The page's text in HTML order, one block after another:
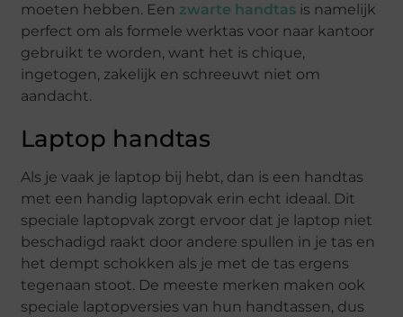
moeten hebben. Een zwarte handtas is namelijk
perfect om als formele werktas voor naar kantoor
gebruikt te worden, want het is chique,
ingetogen, zakelijk en schreeuwt niet om
aandacht.
Laptop handtas
Als je vaak je laptop bij hebt, dan is een handtas
met een handig laptopvak erin echt ideaal. Dit
speciale laptopvak zorgt ervoor dat je laptop niet
beschadigd raakt door andere spullen in je tas en
het dempt schokken als je met de tas ergens
tegenaan stoot. De meeste merken maken ook
speciale laptopversies van hun handtassen, dus